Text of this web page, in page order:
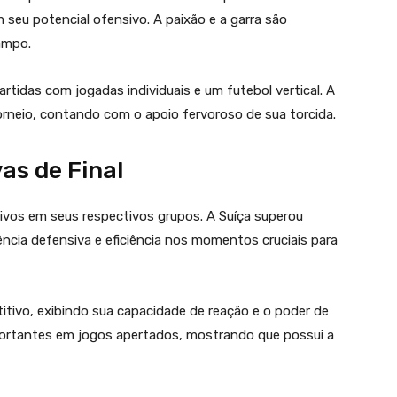
potencial ofensivo. A paixão e a garra são
com jogadas individuais e um futebol vertical. A
contando com o apoio fervoroso de sua torcida.
de Final
em seus respectivos grupos. A Suíça superou
defensiva e eficiência nos momentos cruciais para
exibindo sua capacidade de reação e o poder de
em jogos apertados, mostrando que possui a